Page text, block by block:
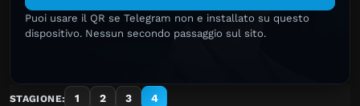
Puoi usare il QR se Telegram non e installato su questo
dispositivo. Nessun secondo passaggio sul sito.
STAGIONE: 1 2 3 4